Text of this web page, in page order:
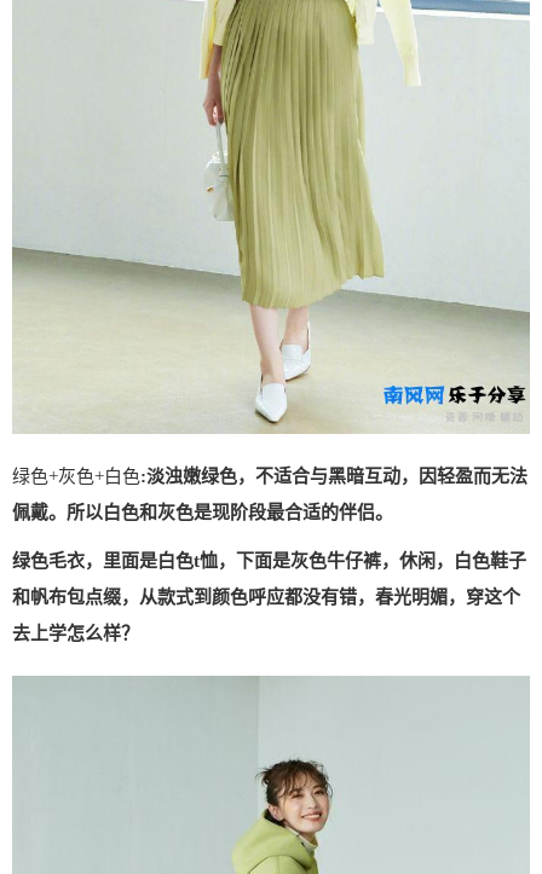
绿色+灰色+白色:淡浊嫩绿色，不适合与黑暗互动，因轻盈而无法
佩戴。所以白色和灰色是现阶段最合适的伴侣。
绿色毛衣，里面是白色t恤，下面是灰色牛仔裤，休闲，白色鞋子
和帆布包点缀，从款式到颜色呼应都没有错，春光明媚，穿这个
去上学怎么样？